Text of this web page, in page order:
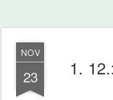
NOV
23 1.